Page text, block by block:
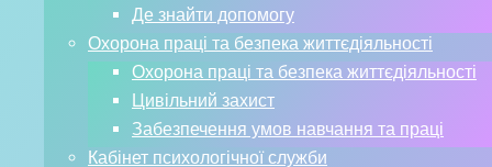
Де знайти допомогу
Охорона праці та безпека життєдіяльності
Охорона праці та безпека життєдіяльності
Цивільний захист
Забезпечення умов навчання та праці